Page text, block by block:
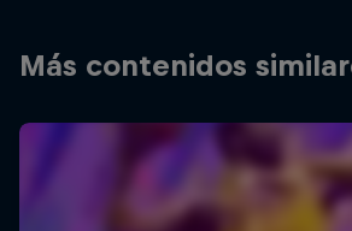
Más contenidos